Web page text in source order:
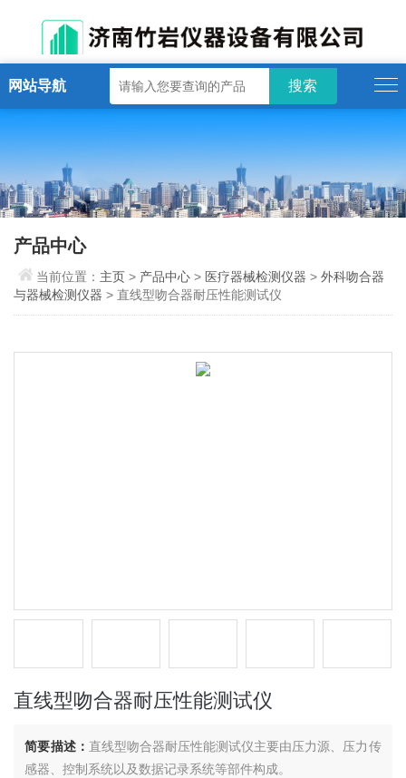
网站导航
产品中心
当前位置： 主页> 产品中心 > 医疗器械检测仪器 >外科吻合器
与器械检测仪器 > 直线型吻合器耐压性能测试仪
直线型吻合器耐压性能测试仪
简要描述： 直线型吻合器耐压性能测试仪主要由压力源、压力传
感器、控制系统以及数据记录系统等部件构成。